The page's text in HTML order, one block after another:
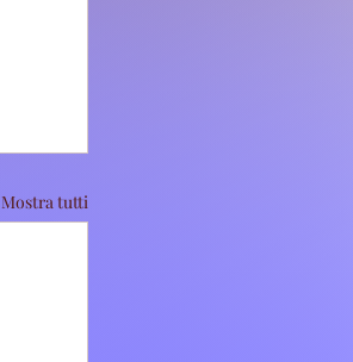
Mostra tutti